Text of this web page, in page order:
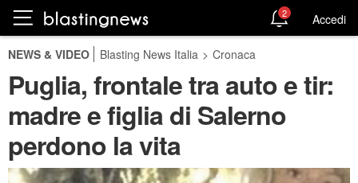
2 Accedi
NEWS & VIDEO Blasting News Italia > Cronaca
Puglia, frontale tra auto e tir:
madre e figlia di Salerno
perdono la vita